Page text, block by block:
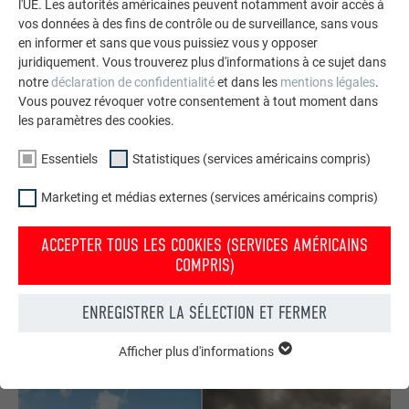
Commander gratuitement des prospectus PREFA
Toiture, façade, solaire, gouttières et protection contre les
crues – avec les produits PREFA en aluminium, votre maison
est non seulement jolie, mais aussi bien protégée !
COMMANDER GRATUITEMENT
l'UE. Les autorités américaines peuvent notamment avoir accès à
vos données à des fins de contrôle ou de surveillance, sans vous
en informer et sans que vous puissiez vous y opposer
juridiquement. Vous trouverez plus d'informations à ce sujet dans
notredéclaration de confidentialitéet dans les mentions légales.
Vous pouvez révoquer votre consentement à tout moment dans
les paramètres des cookies.
Essentiels Statistiques (services américains compris)
Marketing et médias externes (services américains compris)
ACCEPTER TOUS LES COOKIES (SERVICES AMÉRICAINS
COMPRIS)
ENREGISTRER LA SÉLECTION ET FERMER
fonctions de base du site Internet. Ils garantissent que le site
Afficher plus d'informations